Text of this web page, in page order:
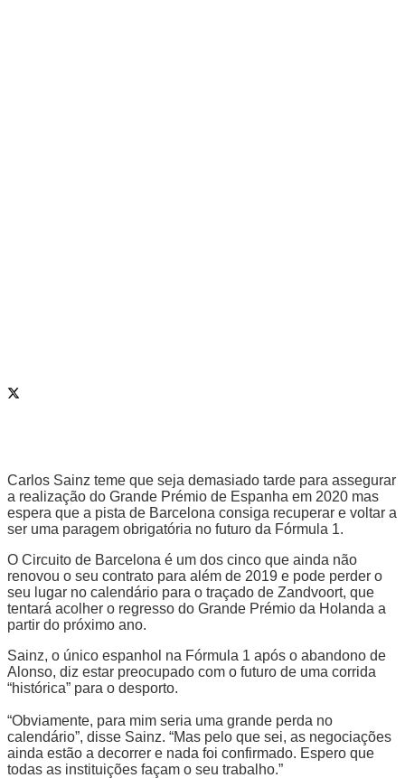
Carlos Sainz teme que seja demasiado tarde para assegurar
a realização do Grande Prémio de Espanha em 2020 mas
espera que a pista de Barcelona consiga recuperar e voltar a
ser uma paragem obrigatória no futuro da Fórmula 1.
O Circuito de Barcelona é um dos cinco que ainda não
renovou o seu contrato para além de 2019 e pode perder o
seu lugar no calendário para o traçado de Zandvoort, que
tentará acolher o regresso do Grande Prémio da Holanda a
partir do próximo ano.
Sainz, o único espanhol na Fórmula 1 após o abandono de
Alonso, diz estar preocupado com o futuro de uma corrida
“histórica” para o desporto.
“Obviamente, para mim seria uma grande perda no
calendário”, disse Sainz. “Mas pelo que sei, as negociações
ainda estão a decorrer e nada foi confirmado. Espero que
todas as instituições façam o seu trabalho.”